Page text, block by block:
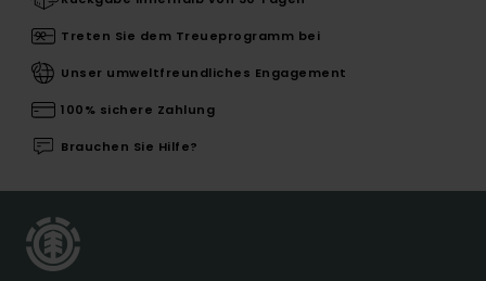
Treten Sie dem Treueprogramm bei
Unser umweltfreundliches Engagement
100% sichere Zahlung
Brauchen Sie Hilfe?